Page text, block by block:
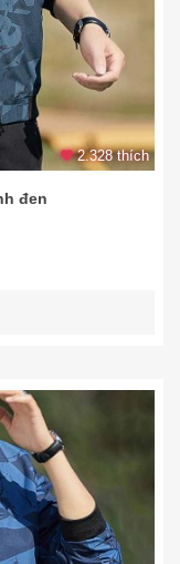
2.328 thích
đen